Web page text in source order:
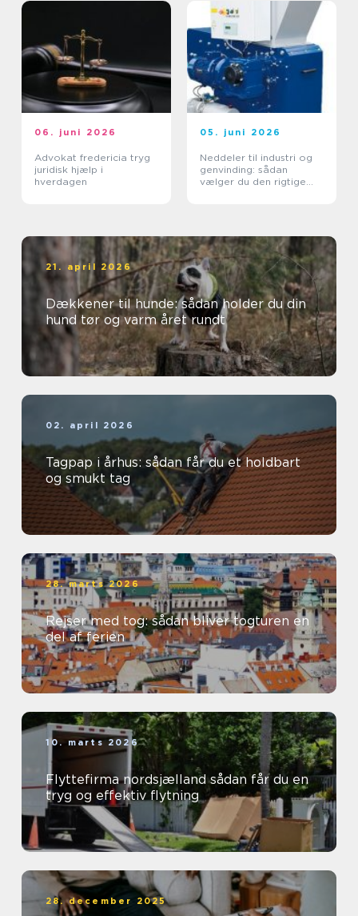
06. juni 2026
Advokat fredericia tryg
juridisk hjælp i
hverdagen
05. juni 2026
Neddeler til industri og
genvinding: sådan
vælger du den rigtige
21. april 2026
Dækkener til hunde: sådan holder du din
hund tør og varm året rundt
02. april 2026
Tagpap i århus: sådan får du et holdbart
og smukt tag
28. marts 2026
Rejser med tog: sådan bliver togturen en
del af ferien
10. marts 2026
Flyttefirma nordsjælland sådan får du en
tryg og effektiv flytning
28. december 2025